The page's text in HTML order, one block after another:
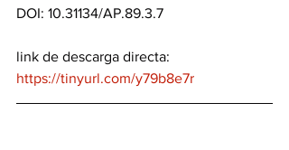
DOI: 10.31134/AP.89.3.7
link de descarga directa:
https://tinyurl.com/y79b8e7r